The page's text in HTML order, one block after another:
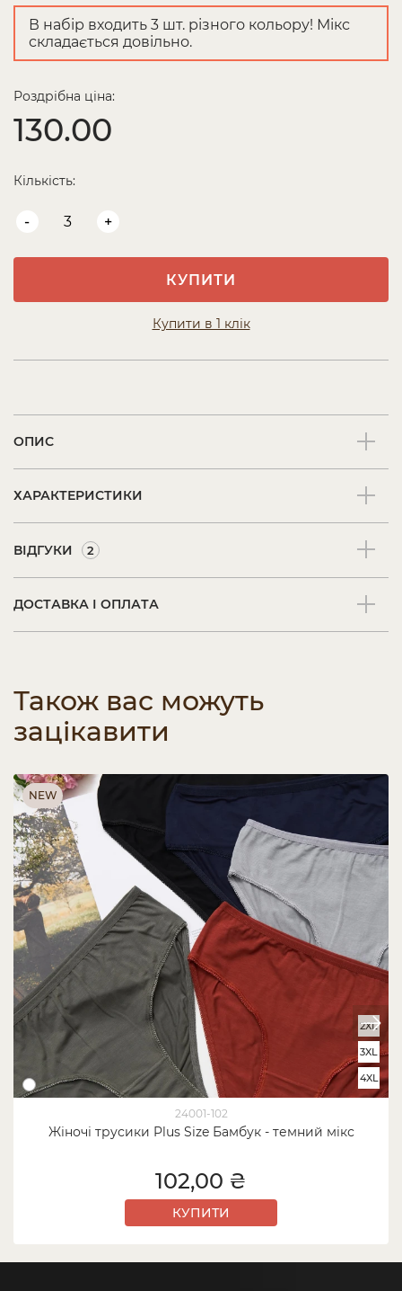
В набір входить 3 шт. різного кольору! Мікс
складається довільно.
Роздрібна ціна:
130.00
Кількість:
- +
КУПИТИ
Купити в 1 клік
ОПИС
ХАРАКТЕРИСТИКИ
ВІДГУКИ 2
ДОСТАВКА І ОПЛАТА
Також вас можуть
зацікавити
NEW
24001-102
Жіночі трусики Plus Size Бамбук - темний мікс
2XL
3XL
4XL
102,00 ₴
КУПИТИ